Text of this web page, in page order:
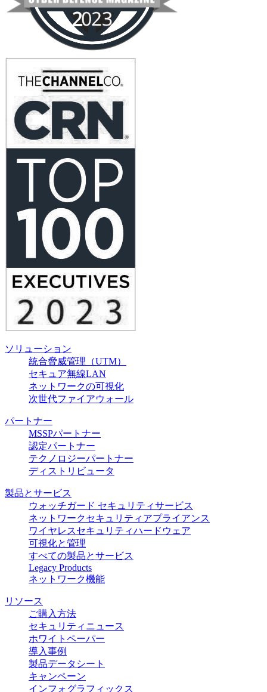
ソリューション
統合脅威管理（UTM）
セキュア無線LAN
ネットワークの可視化
次世代ファイアウォール
パートナー
MSSPパートナー
認定パートナー
テクノロジーパートナー
ディストリビュータ
製品とサービス
ウォッチガード セキュリティサービス
ネットワークセキュリティアプライアンス
ワイヤレスセキュリティハードウェア
可視化と管理
すべての製品とサービス
Legacy Products
ネットワーク機能
リソース
ご購入方法
セキュリティニュース
ホワイトペーパー
導入事例
製品データシート
キャンペーン
インフォグラフィックス